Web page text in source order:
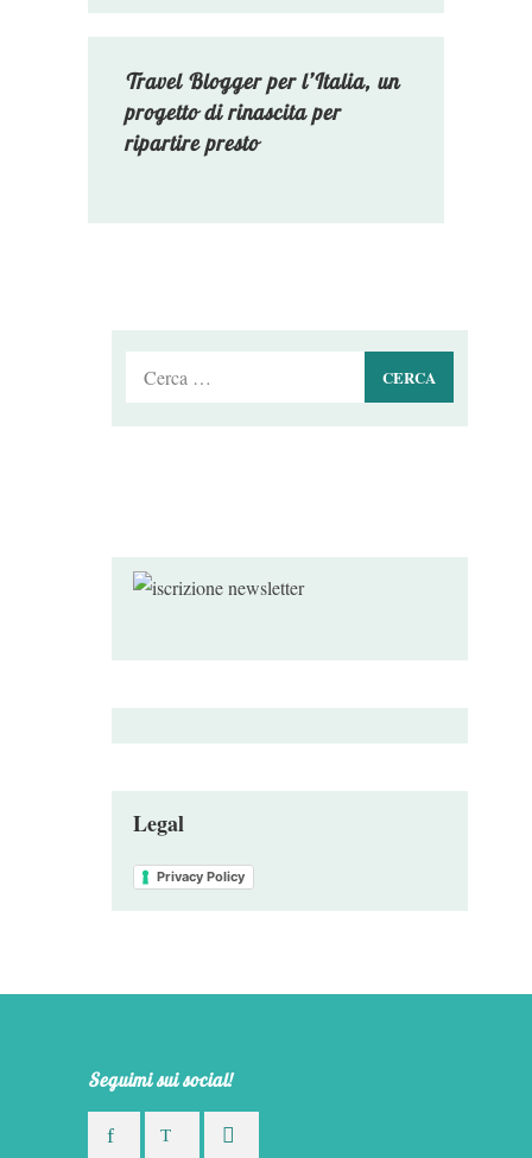
Travel Blogger per l’Italia, un
progetto di rinascita per
ripartire presto
Ricerca
per:
Legal
Privacy Policy
Seguimi sui social!